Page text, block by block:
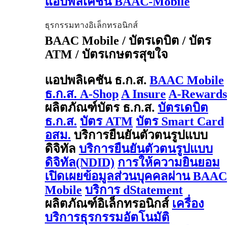
ธุรกรรมทางอิเล็กทรอนิกส์
BAAC Mobile / บัตรเดบิต / บัตร
ATM / บัตรเกษตรสุขใจ
แอปพลิเคชัน ธ.ก.ส. BAAC Mobile
ธ.ก.ส. A-Shop A Insure A-Rewards
ผลิตภัณฑ์บัตร ธ.ก.ส. บัตรเดบิต
ธ.ก.ส. บัตร ATM บัตร Smart Card
อสม. บริการยืนยันตัวตนรูปแบบ
ดิจิทัล บริการยืนยันตัวตนรูปแบบ
ดิจิทัล(NDID) การให้ความยินยอม
เปิดเผยข้อมูลส่วนบุคคลผ่าน BAAC
Mobile บริการ dStatement
ผลิตภัณฑ์อิเล็กทรอนิกส์ เครื่อง
บริการธุรกรรมอัตโนมัติ